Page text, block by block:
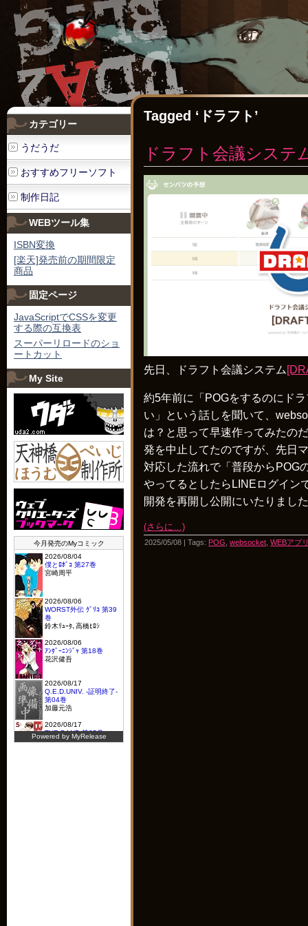
Tagged ‘ドラフト’
ドラフト会議システ
先日、ドラフト会議システム
約5年前に「POGをするのにド
い」という話しを聞いて、
は？と思って早速作ってみたの
発を中止してたのですが、先日
対応した流れで「普段からPOG
やってるとしたらLINEログイン
開発を再開し公開にいたりまし
(さらに…)
2025/05/08 | Tags: POG, websocket, WEBアプ
カテゴリー
うだうだ
おすすめフリーソフト
制作日記
WEBツール集
ISBN変換
[楽天]発売前の期間限定
商品
固定ページ
JavaScriptでCSSを変更
する際の互換表
スーパーリロードのショ
ートカット
My Site